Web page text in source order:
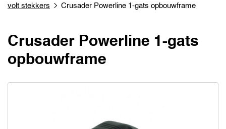
volt stekkers
Crusader Powerline 1-gats opbouwframe
Crusader Powerline 1-gats
opbouwframe